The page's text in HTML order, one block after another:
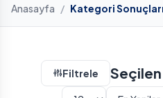
Anasayfa / Kategori Sonuçları
Filtrele